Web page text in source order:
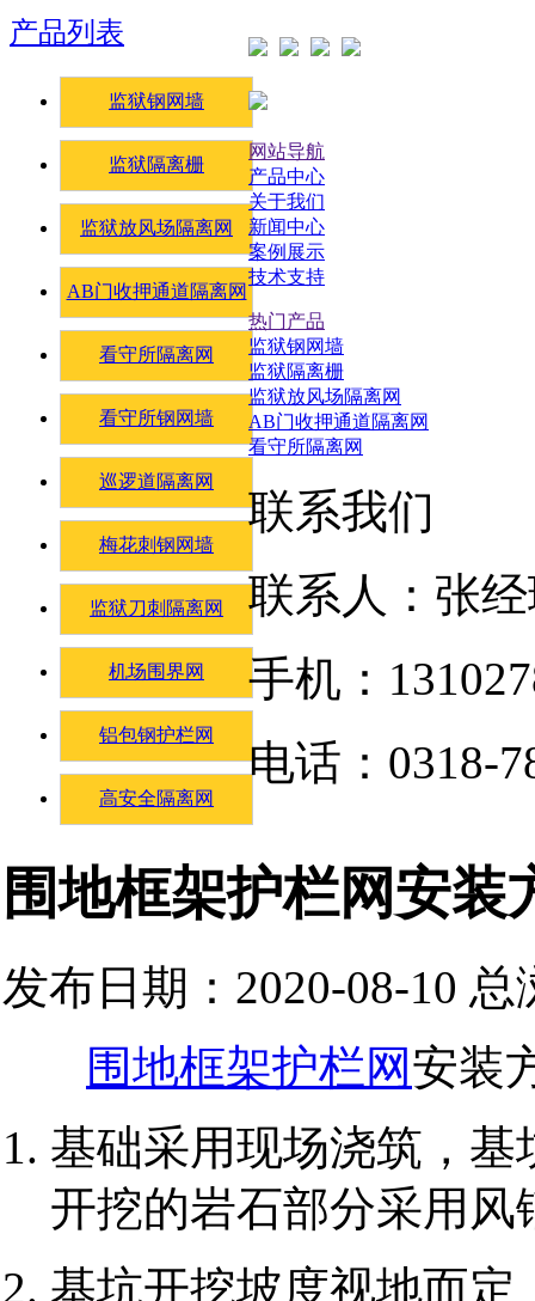
产品列表
监狱钢网墙
监狱隔离栅
监狱放风场隔离网
AB门收押通道隔离网
看守所隔离网
看守所钢网墙
巡逻道隔离网
梅花刺钢网墙
监狱刀刺隔离网
机场围界网
铝包钢护栏网
高安全隔离网
围地框架护栏网安装
发布日期：2020-08-10 总
围地框架护栏网 安装
基础采用现场浇筑，
开挖的岩石部分采用
基坑开挖坡度视地而
网站导航
产品中心
关于我们
新闻中心
案例展示
技术支持
热门产品
监狱钢网墙
监狱隔离栅
监狱放风场隔离网
AB门收押通道隔离网
看守所隔离网
联系我们
联系人：张
手机：
电话：0318-